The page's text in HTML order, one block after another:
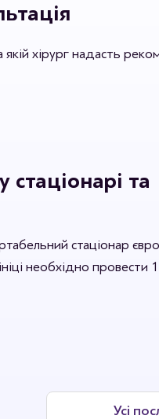
хірург надасть
та
стаціонар
необхідно провести
Усі